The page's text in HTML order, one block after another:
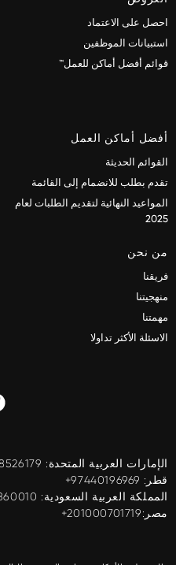
احصل على الاعتماد
استبيانات الموظفين
قوائم أفضل أماكن للعمل™
أفضل أماكن العمل
القوائم الحديثة
تقدم بطلب للانضمام إلى القائمة
المواعيد النهائية لتقديم الطلبات لعام
2025
من نحن
فريقنا
منهجيتنا
مهمتنا
الاسئلة الأكثر تداولا
الإمارات العربية المتحدة: ‎+971558526179
قطر: ‎+97440196969
المملكة العربية السعودية: ‎+966540860010
مصر:201000701719+